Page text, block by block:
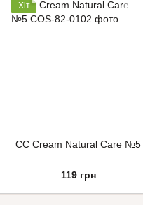
Хіт
CC Cream Natural Care №5
119 грн